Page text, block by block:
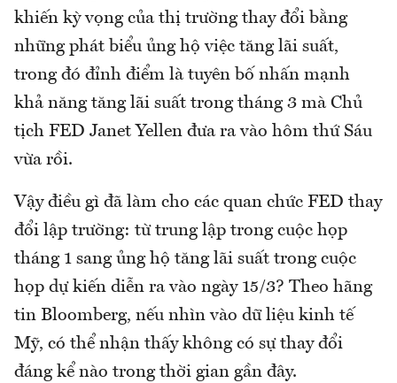
khiến kỳ vọng của thị trường thay đổi bằng
những phát biểu ủng hộ việc tăng lãi suất,
trong đó đỉnh điểm là tuyên bố nhấn mạnh
khả năng tăng lãi suất trong tháng 3 mà Chủ
tịch FED Janet Yellen đưa ra vào hôm thứ Sáu
vừa rồi.
Vậy điều gì đã làm cho các quan chức FED thay
đổi lập trường: từ trung lập trong cuộc họp
tháng 1 sang ủng hộ tăng lãi suất trong cuộc
họp dự kiến diễn ra vào ngày 15/3? Theo hãng
tin Bloomberg, nếu nhìn vào dữ liệu kinh tế
Mỹ, có thể nhận thấy không có sự thay đổi
đáng kể nào trong thời gian gần đây.